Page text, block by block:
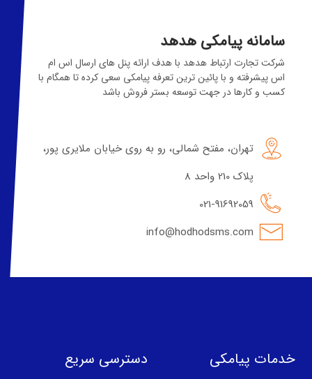
سامانه پیامکی هدهد
شرکت تجارت ارتباط هدهد با هدف ارائه پنل های ارسال اس ام
اس پیشرفته و با پائین ترین تعرفه پیامکی سعی کرده تا همگام با
کسب و کارها در جهت توسعه بستر فروش باشد
تهران، مفتح شمالی، رو به روی خیابان ملایری پور،
پلاک 210 واحد 8
021-91692059
info@hodhodsms.com
خدمات پیامکی دسترسی سریع